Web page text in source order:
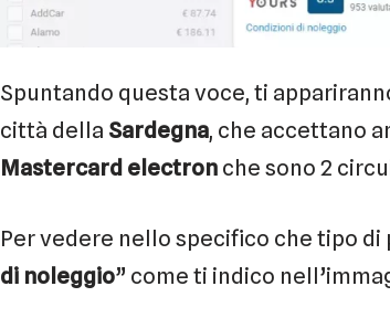
Spuntando questa voce, ti
città della Sardegna, che accettano
Mastercard electronche sono 2
Per vedere nello specifico che tipo
di noleggio” come ti indico